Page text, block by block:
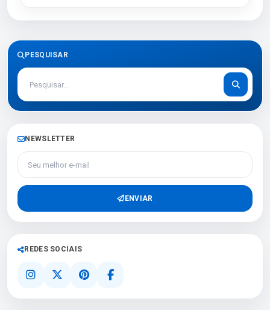
PESQUISAR
NEWSLETTER
Seu melhor e-mail
ENVIAR
REDES SOCIAIS